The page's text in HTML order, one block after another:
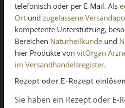
telefonisch oder per E-Mail. Als
Ort und zugelassene
kompetente Unterstützung,
Bereichen Naturheilkunde und
hier Produkte von vitOrgan
im Versandhandelsregister.
Rezept oder E-Rezept
Sie haben ein Rezept oder E-